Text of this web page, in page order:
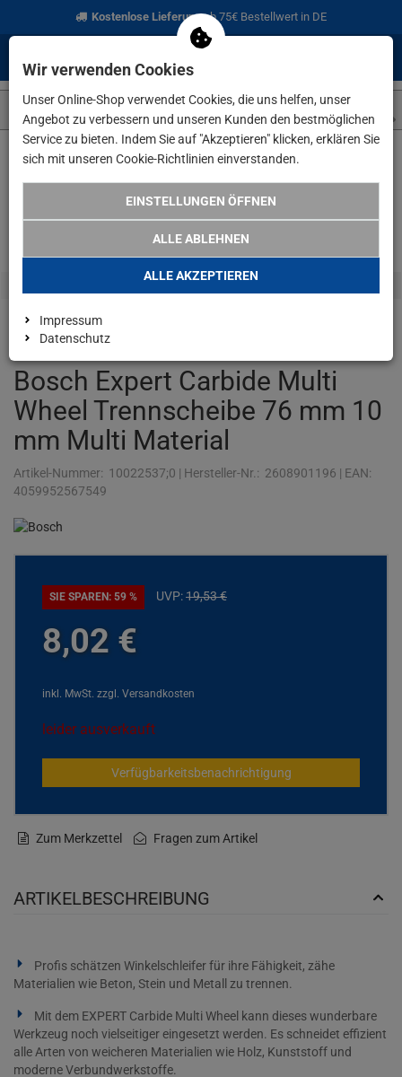
Kostenlose Lieferungab 75€ Bestellwert in DE
Bosch Expert Carbide Multi
Wheel Trennscheibe 76 mm 10
mm Multi Material
Artikel-Nummer: 10022537;0 | Hersteller-Nr.: 2608901196 | EAN:
4059952567549
SIE SPAREN: 59 % UVP:19,53€
8,02 €
inkl. MwSt. zzgl. Versandkosten
leider ausverkauft
Verfügbarkeitsbenachrichtigung
Zum Merkzettel Fragen zum Artikel
ARTIKELBESCHREIBUNG
Profis schätzen Winkelschleifer für ihre Fähigkeit, zähe
Materialien wie Beton, Stein und Metall zu trennen.
Mit dem EXPERT Carbide Multi Wheel kann dieses wunderbare
Werkzeug noch vielseitiger eingesetzt werden. Es schneidet effizient
alle Arten von weicheren Materialien wie Holz, Kunststoff und
moderne Verbundwerkstoffe.
Wir verwenden Cookies
Unser Online-Shop verwendet Cookies, die uns helfen, unser
Angebot zu verbessern und unseren Kunden den bestmöglichen
Service zu bieten. Indem Sie auf "Akzeptieren" klicken, erklären Sie
sich mit unseren Cookie-Richtlinien einverstanden.
EINSTELLUNGEN ÖFFNEN
ALLE ABLEHNEN
ALLE AKZEPTIEREN
Impressum
Datenschutz